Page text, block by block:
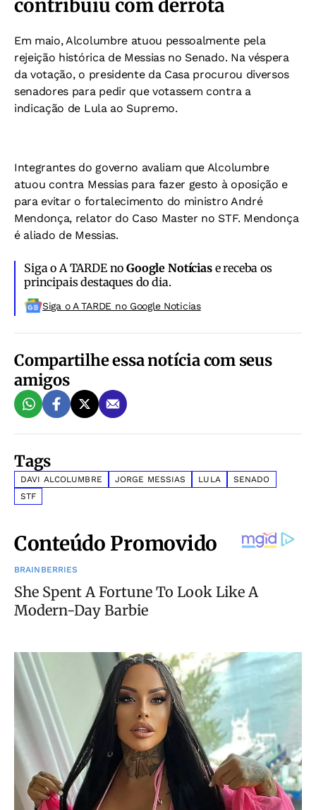
contribuiu com derrota
Em maio, Alcolumbre atuou pessoalmente pela
rejeição histórica de Messias no Senado. Na véspera
da votação, o presidente da Casa procurou diversos
senadores para pedir que votassem contra a
indicação de Lula ao Supremo.
Integrantes do governo avaliam que Alcolumbre
atuou contra Messias para fazer gesto à oposição e
para evitar o fortalecimento do ministro André
Mendonça, relator do Caso Master no STF. Mendonça
é aliado de Messias.
Siga o A TARDE noGoogle Notíciase receba os
principais destaques do dia.
Siga o A TARDE no Google Noticias
Compartilhe essa notícia com seus
amigos
Tags
DAVI ALCOLUMBRE JORGE MESSIAS LULA
SENADO
STF